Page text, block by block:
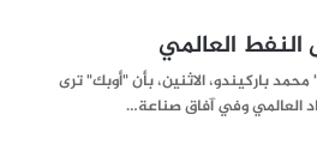
العالمي
باركيندو، الاثنين، بأن "أوبك" ترى
العالمي وفي آفاق صناعة…